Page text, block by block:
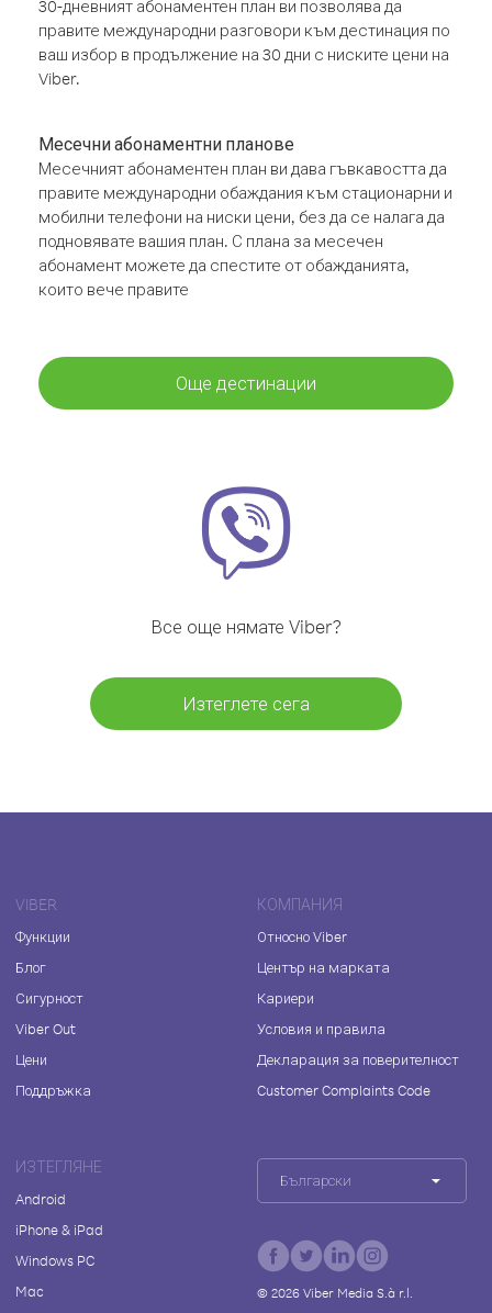
30-дневният абонаментен план ви позволява да
правите международни разговори към дестинация по
ваш избор в продължение на 30 дни с ниските цени на
Viber.
Месечни абонаментни планове
Месечният абонаментен план ви дава гъвкавостта да
правите международни обаждания към стационарни и
мобилни телефони на ниски цени, без да се налага да
подновявате вашия план. С плана за месечен
абонамент можете да спестите от обажданията,
които вече правите
Още дестинации
Все още нямате Viber?
Изтеглете сега
VIBER
Функции
Блог
Сигурност
Viber Out
Цени
Поддръжка
КОМПАНИЯ
Относно Viber
Център на марката
Кариери
Условия и правила
Декларация за поверителност
Customer Complaints Code
ИЗТЕГЛЯНЕ
Android
iPhone & iPad
Windows PC
Mac
Български
© 2026Viber Media S.à r.l.